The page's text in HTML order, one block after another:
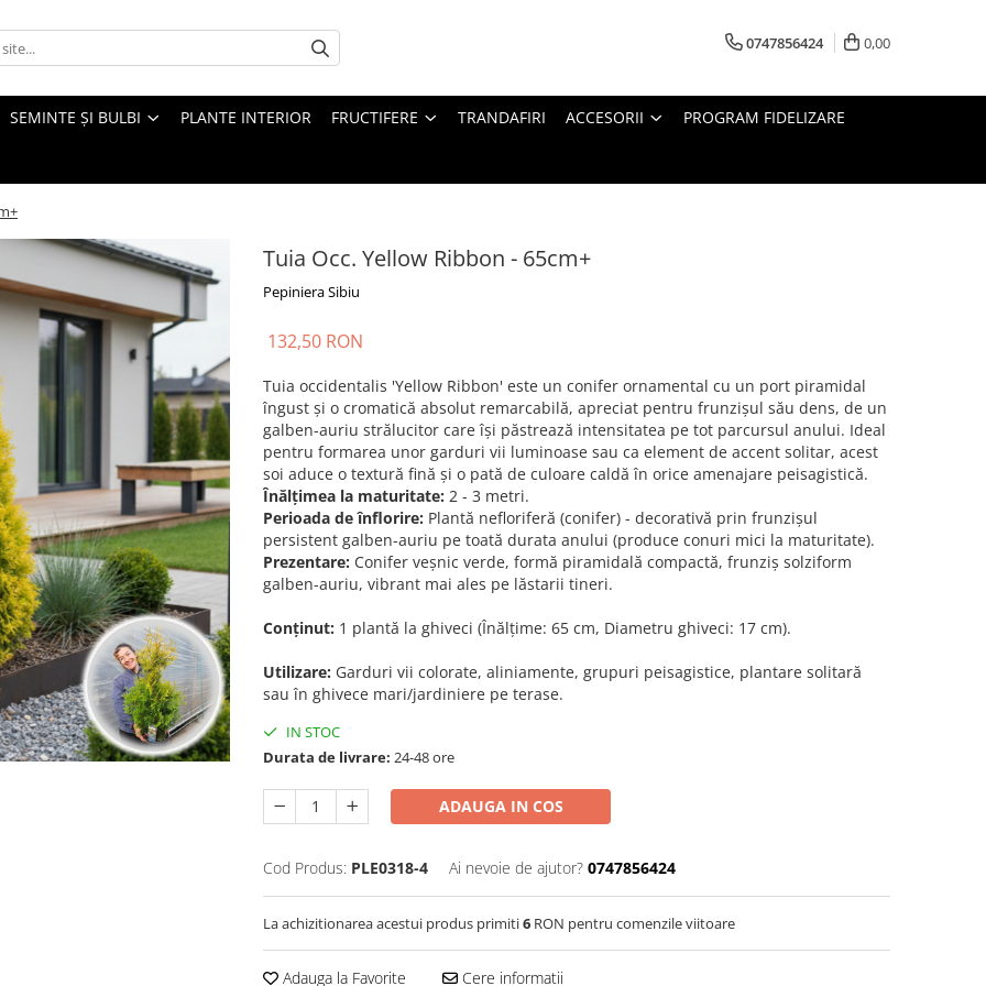
0747856424 0,00
SEMINTE ȘI BULBI PLANTE INTERIOR FRUCTIFERE TRANDAFIRI ACCESORII PROGRAM FIDELIZARE
Tuia Occ. Yellow Ribbon - 65cm+
Pepiniera Sibiu
132,50 RON
Tuia occidentalis 'Yellow Ribbon' este un conifer ornamental cu un port piramidal
îngust și o cromatică absolut remarcabilă, apreciat pentru frunzișul său dens, de un
galben-auriu strălucitor care își păstrează intensitatea pe tot parcursul anului. Ideal
pentru formarea unor garduri vii luminoase sau ca element de accent solitar, acest
soi aduce o textură fină și o pată de culoare caldă în orice amenajare peisagistică.
Înălțimea la maturitate: 2 - 3 metri.
Perioada de înflorire: Plantă nefloriferă (conifer) - decorativă prin frunzișul
persistent galben-auriu pe toată durata anului (produce conuri mici la maturitate).
Prezentare: Conifer veșnic verde, formă piramidală compactă, frunziș solziform
galben-auriu, vibrant mai ales pe lăstarii tineri.
Conținut: 1 plantă la ghiveci (Înălțime: 65 cm, Diametru ghiveci: 17 cm).
Utilizare: Garduri vii colorate, aliniamente, grupuri peisagistice, plantare solitară
sau în ghivece mari/jardiniere pe terase.
IN STOC
Durata de livrare: 24-48 ore
ADAUGA IN COS
Cod Produs: PLE0318-4 Ai nevoie de ajutor? 0747856424
La achizitionarea acestui produs primiti6 RON pentru comenzile viitoare
Adauga la Favorite Cere informatii